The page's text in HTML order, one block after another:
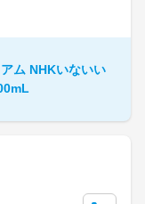
ム NHKいないい